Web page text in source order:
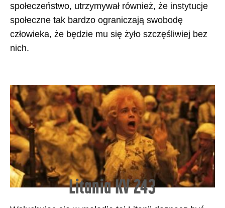
społeczeństwo, utrzymywał również, że instytucje
społeczne tak bardzo ograniczają swobodę
człowieka, że będzie mu się żyło szczęśliwiej bez
nich.
Litania KV 243